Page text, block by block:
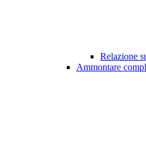
Relazione
Ammontare